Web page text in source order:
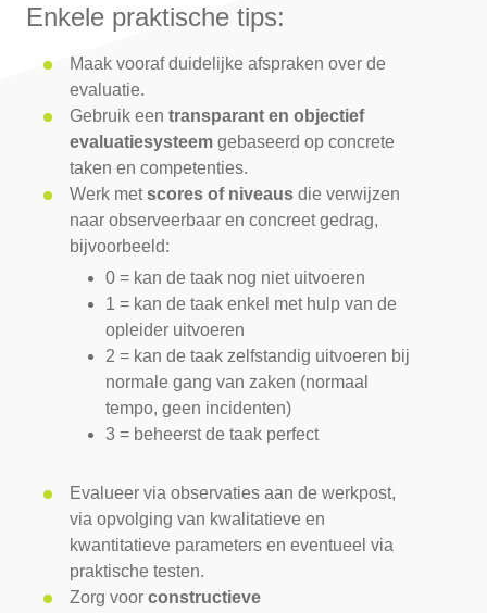
Enkele praktische tips:
Maak vooraf duidelijke afspraken over de
evaluatie.
Gebruik een transparant en objectief
evaluatiesysteem gebaseerd op concrete
taken en competenties.
Werk metscores of niveaus die verwijzen
naar observeerbaar en concreet gedrag,
bijvoorbeeld:
0 = kan de taak nog niet uitvoeren
1 = kan de taak enkel met hulp van de
opleider uitvoeren
2 = kan de taak zelfstandig uitvoeren bij
normale gang van zaken (normaal
tempo, geen incidenten)
3 = beheerst de taak perfect
Evalueer via observaties aan de werkpost,
via opvolging van kwalitatieve en
kwantitatieve parameters en eventueel via
praktische testen.
Zorg voor constructieve